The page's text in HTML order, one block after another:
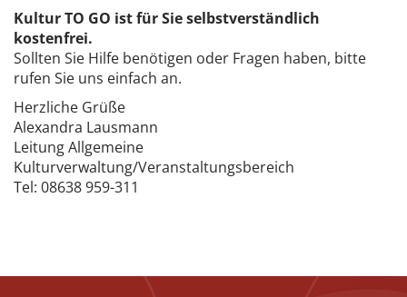
Kultur TO GO ist für Sie selbstverständlich
kostenfrei.
Sollten Sie Hilfe benötigen oder Fragen haben, bitte
rufen Sie uns einfach an.
Herzliche Grüße
Alexandra Lausmann
Leitung Allgemeine
Kulturverwaltung/Veranstaltungsbereich
Tel: 08638 959-311